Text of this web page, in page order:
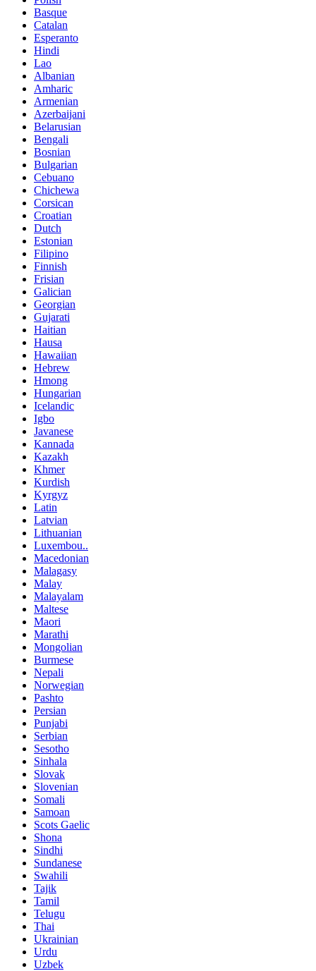
Basque
Catalan
Esperanto
Hindi
Lao
Albanian
Amharic
Armenian
Azerbaijani
Belarusian
Bengali
Bosnian
Bulgarian
Cebuano
Chichewa
Corsican
Croatian
Dutch
Estonian
Filipino
Finnish
Frisian
Galician
Georgian
Gujarati
Haitian
Hausa
Hawaiian
Hebrew
Hmong
Hungarian
Icelandic
Igbo
Javanese
Kannada
Kazakh
Khmer
Kurdish
Kyrgyz
Latin
Latvian
Lithuanian
Luxembou..
Macedonian
Malagasy
Malay
Malayalam
Maltese
Maori
Marathi
Mongolian
Burmese
Nepali
Norwegian
Pashto
Persian
Punjabi
Serbian
Sesotho
Sinhala
Slovak
Slovenian
Somali
Samoan
Scots Gaelic
Shona
Sindhi
Sundanese
Swahili
Tajik
Tamil
Telugu
Thai
Ukrainian
Urdu
Uzbek